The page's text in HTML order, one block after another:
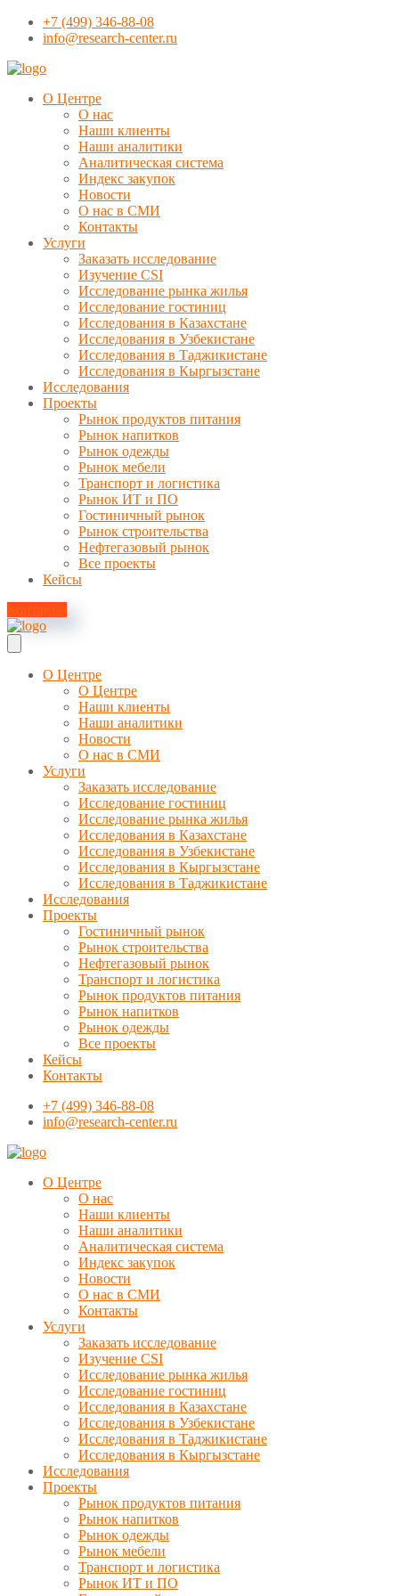
+7 (499) 346-88-08
info@research-center.ru
О Центре
О нас
Наши клиенты
Наши аналитики
Аналитическая система
Индекс закупок
Новости
О нас в СМИ
Контакты
Услуги
Заказать исследование
Изучение CSI
Исследование рынка жилья
Исследование гостиниц
Исследования в Казахстане
Исследования в Узбекистане
Исследования в Таджикистане
Исследования в Кыргызстане
Исследования
Проекты
Рынок продуктов питания
Рынок напитков
Рынок одежды
Рынок мебели
Транспорт и логистика
Рынок ИТ и ПО
Гостиничный рынок
Рынок строительства
Нефтегазовый рынок
Все проекты
Кейсы
Контакты
О Центре
О Центре
Наши клиенты
Наши аналитики
Новости
О нас в СМИ
Услуги
Заказать исследование
Исследование гостиниц
Исследование рынка жилья
Исследования в Казахстане
Исследования в Узбекистане
Исследования в Кыргызстане
Исследования в Таджикистане
Исследования
Проекты
Гостиничный рынок
Рынок строительства
Нефтегазовый рынок
Транспорт и логистика
Рынок продуктов питания
Рынок напитков
Рынок одежды
Все проекты
Кейсы
Контакты
+7 (499) 346-88-08
info@research-center.ru
О Центре
О нас
Наши клиенты
Наши аналитики
Аналитическая система
Индекс закупок
Новости
О нас в СМИ
Контакты
Услуги
Заказать исследование
Изучение CSI
Исследование рынка жилья
Исследование гостиниц
Исследования в Казахстане
Исследования в Узбекистане
Исследования в Таджикистане
Исследования в Кыргызстане
Исследования
Проекты
Рынок продуктов питания
Рынок напитков
Рынок одежды
Рынок мебели
Транспорт и логистика
Рынок ИТ и ПО